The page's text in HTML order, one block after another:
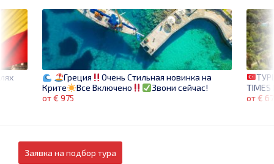
TIMES
от €
Греция
Очень Стильная новинка на
Крите
Все Включено
Звони сейчас!
от € 975
Заявка на подбор тура